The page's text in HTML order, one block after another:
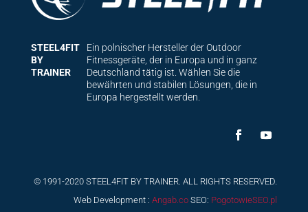
STEEL4FIT
BY
TRAINER
Ein polnischer Hersteller der Outdoor
Fitnessgeräte, der in Europa und in ganz
Deutschland tätig ist. Wählen Sie die
bewährten und stabilen Lösungen, die in
Europa hergestellt werden.
© 1991-2020 STEEL4FIT BY TRAINER. ALL RIGHTS RESERVED.
Web Development :Angab.co SEO: PogotowieSEO.pl